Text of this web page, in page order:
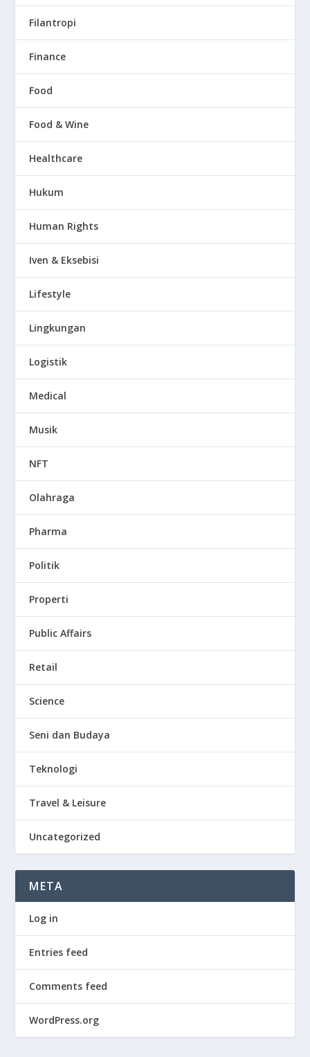
Filantropi
Finance
Food
Food & Wine
Healthcare
Hukum
Human Rights
Iven & Eksebisi
Lifestyle
Lingkungan
Logistik
Medical
Musik
NFT
Olahraga
Pharma
Politik
Properti
Public Affairs
Retail
Science
Seni dan Budaya
Teknologi
Travel & Leisure
Uncategorized
META
Log in
Entries feed
Comments feed
WordPress.org